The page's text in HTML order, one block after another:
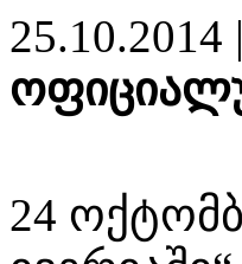
25.10.2014 |
24